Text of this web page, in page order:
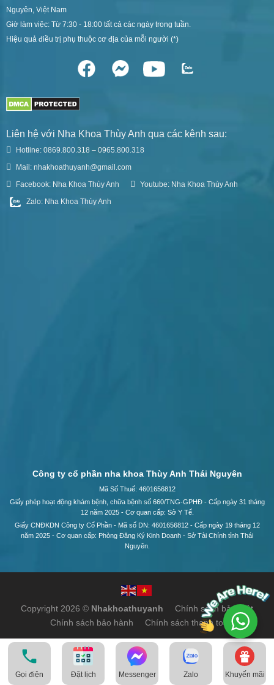
Gọi điện Đặt lịch Messenger Zalo Khuyến mãi
Nguyên, Việt Nam
Giờ làm việc: Từ 7:30 - 18:00 tất cả các ngày trong tuần.
Hiệu quả điều trị phụ thuộc cơ địa của mỗi người (*)
Liên hệ với Nha Khoa Thùy Anh qua các kênh sau:
Hotline: 0869.800.318 – 0965.800.318
Mail: nhakhoathuyanh@gmail.com
Facebook: Nha Khoa Thùy Anh
Youtube: Nha Khoa Thùy Anh
Zalo: Nha Khoa Thùy Anh
Công ty cổ phần nha khoa Thùy Anh Thái Nguyên
Mã Số Thuế: 4601656812
Giấy phép hoạt động khám bệnh, chữa bệnh số 660/TNG-GPHĐ - Cấp ngày 31 tháng
12 năm 2025 - Cơ quan cấp: Sở Y Tế.
Giấy CNĐKDN Công ty Cổ Phần - Mã số DN: 4601656812 - Cấp ngày 19 tháng 12
năm 2025 - Cơ quan cấp: Phòng Đăng Ký Kinh Doanh - Sở Tài Chính tỉnh Thái
Nguyên.
Copyright 2026 © Nhakhoathuyanh
Chính sách bảo mật
Chính sách bảo hành
Chính sách thanh toán